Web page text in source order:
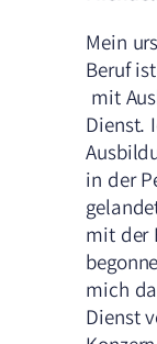
Mein
Beruf
mit
Dienst.
in der
mit der
mich
Dienst